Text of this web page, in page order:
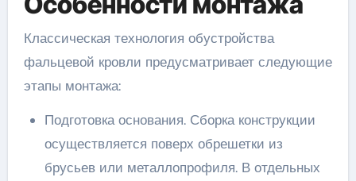
Классическая технология обустройства
фальцевой кровли предусматривает следующие
этапы монтажа:
Подготовка основания. Сборка конструкции
осуществляется поверх обрешетки из
брусьев или металлопрофиля. В отдельных